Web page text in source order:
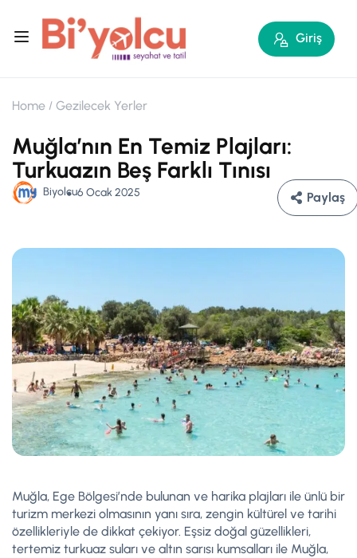
Giriş
Home Gezilecek Yerler
Muğla’nın En Temiz Plajları:
Turkuazın Beş Farklı Tınısı
Biyolcu6 Ocak 2025 Paylaş
Muğla, Ege Bölgesi’nde bulunan ve harika plajları ile ünlü bir
turizm merkezi olmasının yanı sıra, zengin kültürel ve tarihi
özellikleriyle de dikkat çekiyor. Eşsiz doğal güzellikleri,
tertemiz turkuaz suları ve altın sarısı kumsalları ile Muğla,